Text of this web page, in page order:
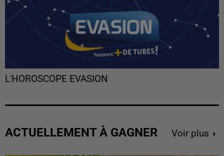
L'HOROSCOPE EVASION
ACTUELLEMENT À GAGNER Voir plus